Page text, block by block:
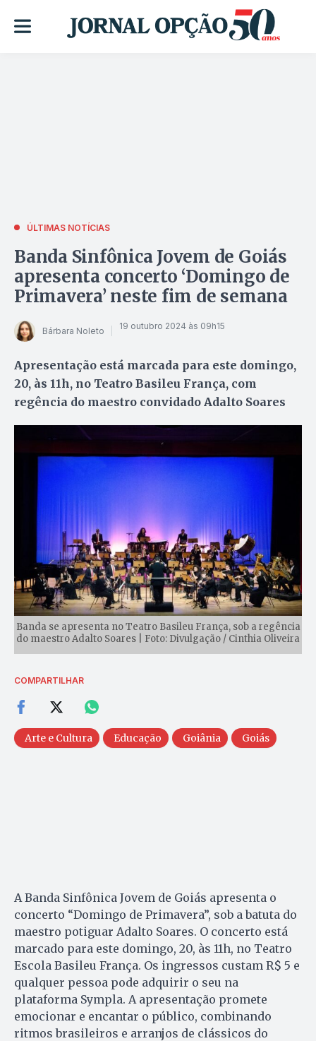
ÚLTIMAS NOTÍCIAS
Banda Sinfônica Jovem de Goiás
apresenta concerto ‘Domingo de
Primavera’ neste fim de semana
Bárbara Noleto 19 outubro 2024 às 09h15
Apresentação está marcada para este domingo,
20, às 11h, no Teatro Basileu França, com
regência do maestro convidado Adalto Soares
Banda se apresenta no Teatro Basileu França, sob a regência
do maestro Adalto Soares | Foto: Divulgação / Cinthia Oliveira
COMPARTILHAR
Arte e Cultura Educação Goiânia Goiás
A Banda Sinfônica Jovem de Goiás apresenta o
concerto “Domingo de Primavera”, sob a batuta do
maestro potiguar Adalto Soares. O concerto está
marcado para este domingo, 20, às 11h, no Teatro
Escola Basileu França. Os ingressos custam R$ 5 e
qualquer pessoa pode adquirir o seu na
plataforma Sympla. A apresentação promete
emocionar e encantar o público, combinando
ritmos brasileiros e arranjos de clássicos do